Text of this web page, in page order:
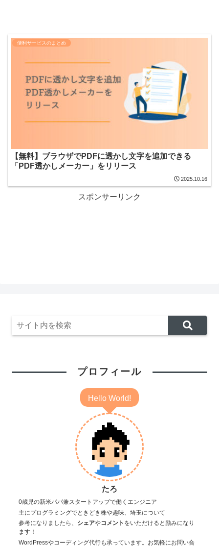
便利サービスのまとめ
【無料】ブラウザでPDFに透かし文字を追加できる
「PDF透かしメーカー」をリリース
2025.10.16
スポンサーリンク
プロフィール
Hello World!
たろ
0歳児の新米パパ兼スタートアップで働くエンジニア
主にプログラミングでときどき株や趣味、埼玉について
参考になりましたら、 シェアやコメント をいただけると励みになり
ます！
WordPressやコーディング代行も承っています。お気軽にお問い合